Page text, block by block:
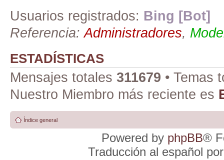
Usuarios registrados: Bing [Bot]
Referencia:Administradores,
ESTADÍSTICAS
Mensajes totales 311679 • Temas
Nuestro Miembro más reciente es
Índice general
Powered by phpBB®
Traducción al español